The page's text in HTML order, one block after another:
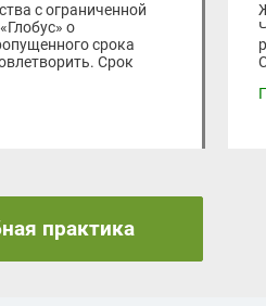
с ограниченной
о
срока
Срок
практика